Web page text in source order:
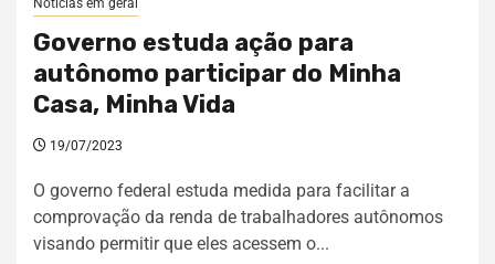
Governo estuda ação para
autônomo participar do Minha
Casa, Minha Vida
19/07/2023
O governo federal estuda medida para facilitar a
comprovação da renda de trabalhadores autônomos
visando permitir que eles acessem o...